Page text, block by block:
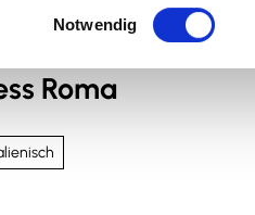
i
w
l
l
Notwendig
Roma